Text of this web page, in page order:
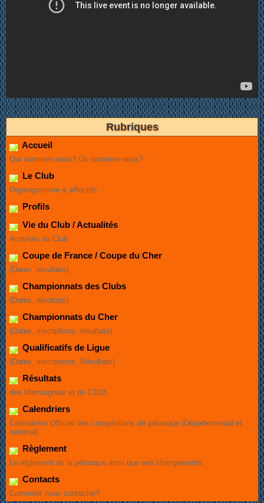
Rubriques
Accueil
Qui sommes-nous? Ou sommes-nous?
Le Club
Organigramme & effectifs
Profils
Vie du Club / Actualités
Activités du Club
Coupe de France / Coupe du Cher
(Dates, résultats)
Championnats des Clubs
(Dates, résultats)
Championnats du Cher
(Dates, inscriptions, résultats)
Qualificatifs de Ligue
(Dates, inscriptions, Résultats)
Résultats
des Marmagnais et du CD18
Calendriers
Calendriers Officiel des compétitions de pétanque (Départemental et
national)
Règlement
Le règlement de la pétanque ainsi que ses changements.
Contacts
Comment nous contacter?